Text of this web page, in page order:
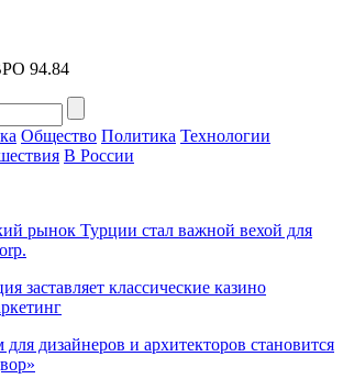
94.84
Общество Политика Технологии
В России
рынок Турции стал важной вехой для
заставляет классические казино
дизайнеров и архитекторов становится